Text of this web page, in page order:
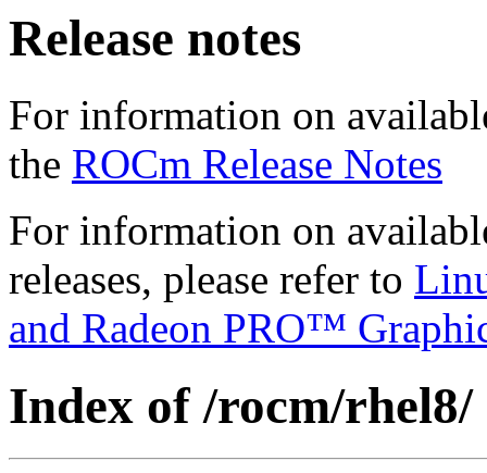
Release notes
For information on
the ROCm Release Notes
For information on
releases, please refer to
and Radeon PRO™
Index of /rocm/rhel8/